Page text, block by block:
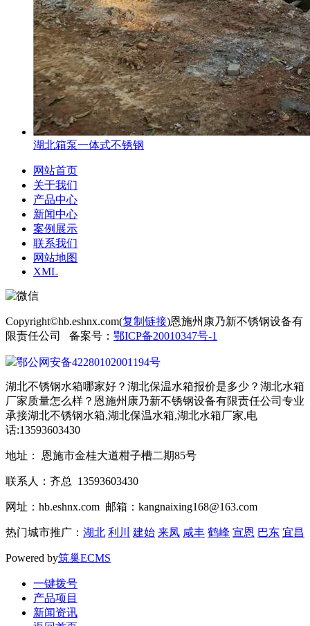
湖北箱泵一体式不锈钢
网站首页
关于我们
产品中心
新闻中心
案例展示
联系我们
网站地图
XML
Copyright©hb.eshnx.com(复制链接)恩施州康乃新不锈钢设备有
限责任公司 备案号： 鄂ICP备20010347号-1
鄂公网安备42280102001194号
湖北不锈钢水箱哪家好？湖北保温水箱报价是多少？湖北水箱
厂家质量怎么样？恩施州康乃新不锈钢设备有限责任公司专业
承接湖北不锈钢水箱,湖北保温水箱,湖北水箱厂家,电
话:13593603430
地址： 恩施市金桂大道柑子槽二期85号
联系人：齐总 13593603430
网址：hb.eshnx.com 邮箱：kangnaixing168@163.com
热门城市推广： 湖北 利川 建始 来凤 咸丰 鹤峰 宣恩 巴东 宜昌
Powered by筑巢ECMS
一键拨号
产品项目
新闻资讯